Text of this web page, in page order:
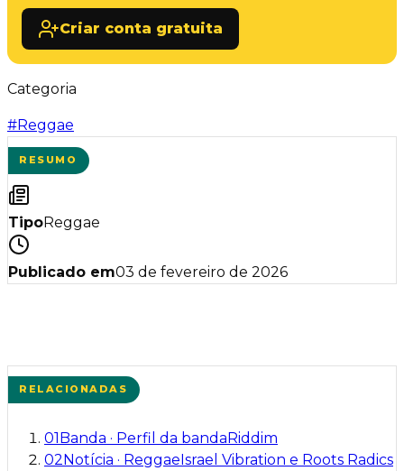
Criar conta gratuita
Categoria
#Reggae
RESUMO
TipoReggae
Publicado em03 de fevereiro de 2026
RELACIONADAS
01Banda · Perfil da bandaRiddim
02Notícia · ReggaeIsrael Vibration e Roots Radics